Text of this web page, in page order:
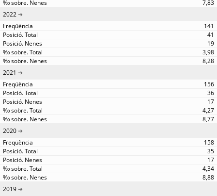
7,83
2022
141
41
19
3,98
8,28
2021
156
36
17
4,27
8,77
2020
158
35
17
4,34
8,88
2019